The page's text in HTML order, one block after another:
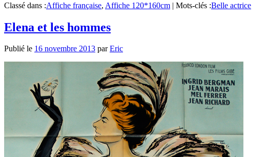
Classé dans :Affiche française, Affiche 120*160cm | Mots-clés :Belle actrice
Elena et les hommes
Publié le 16 novembre 2013 parEric